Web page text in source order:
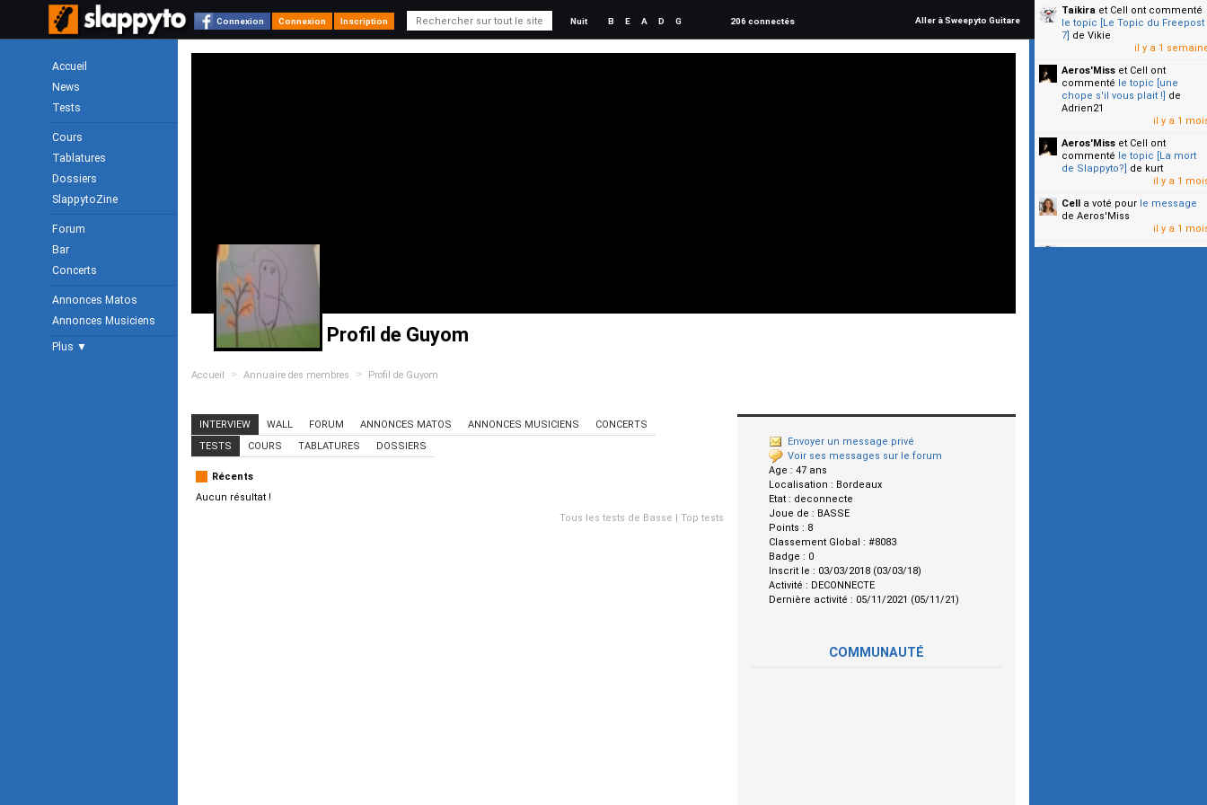
Connexion Connexion Inscription Nuit B E A D G 206 connectés Aller à Sweepyto Guitare
Accueil
News
Tests
Cours
Tablatures
Dossiers
SlappytoZine
Forum
Bar
Concerts
Annonces Matos
Annonces Musiciens
Plus ▼
Profil de Guyom
Accueil > Annuaire des membres > Profil de Guyom
Envoyer un message privé
Voir ses messages sur le forum
Age : 47 ans
Localisation : Bordeaux
Etat : deconnecte
Joue de : BASSE
Points : 8
Classement Global : #8083
Badge : 0
Inscrit le : 03/03/2018 (03/03/18)
Activité : DECONNECTE
Dernière activité : 05/11/2021 (05/11/21)
COMMUNAUTÉ
INTERVIEW WALL FORUM ANNONCES MATOS ANNONCES MUSICIENS
CONCERTS
TESTS
COURS TABLATURES DOSSIERS
Récents
Aucun résultat !
Tous les tests de Basse | Top tests
Taikira et Cell ont commenté
le topic [Le Topic du Freepost
7] de Vikie
il y a 1
Aeros'Miss et Cell ont
commenté le topic [une
chope s'il vous plait !] de
Adrien21
il y a 1
Aeros'Miss et Cell ont
commenté le topic [La mort
de Slappyto?] de kurt
il y a 1
Cell a voté pour le message
de Aeros'Miss
il y a 1
Cella voté pourle message